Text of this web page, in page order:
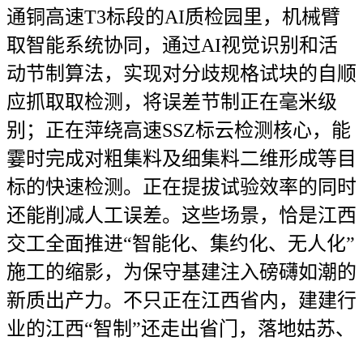
通铜高速T3标段的AI质检园里，机械臂
取智能系统协同，通过AI视觉识别和活
动节制算法，实现对分歧规格试块的自顺
应抓取取检测，将误差节制正在毫米级
别；正在萍绕高速SSZ标云检测核心，能
霎时完成对粗集料及细集料二维形成等目
标的快速检测。正在提拔试验效率的同时
还能削减人工误差。这些场景，恰是江西
交工全面推进“智能化、集约化、无人化”
施工的缩影，为保守基建注入磅礴如潮的
新质出产力。不只正在江西省内，建建行
业的江西“智制”还走出省门，落地姑苏、